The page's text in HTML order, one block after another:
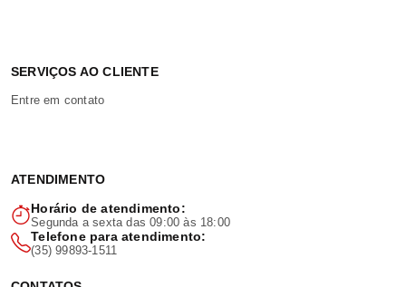
SERVIÇOS AO CLIENTE
Entre em contato
ATENDIMENTO
Horário de atendimento:
Segunda a sexta das 09:00 às 18:00
Telefone para atendimento:
(35) 99893-1511